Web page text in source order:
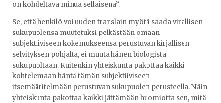
on kohdeltava minua sellaisena”.
Se, että henkilö voi uuden translain myötä saada virallisen
sukupuolensa muutetuksi pelkästään omaan
subjektiiviseen kokemukseensa perustuvan kirjallisen
selvityksen pohjalta, ei muuta hänen biologista
sukupuoltaan. Kuitenkin yhteiskunta pakottaa kaikki
kohtelemaan häntä tämän subjektiiviseen
itsemääritelmään perustuvan sukupuolen perusteella. Näin
yhteiskunta pakottaa kaikki jättämään huomiotta sen, mitä